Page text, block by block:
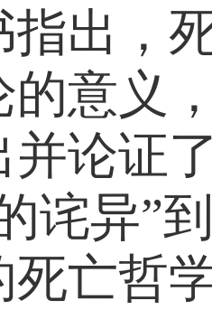
指出，
的意义
并论证
诧异”
死亡哲